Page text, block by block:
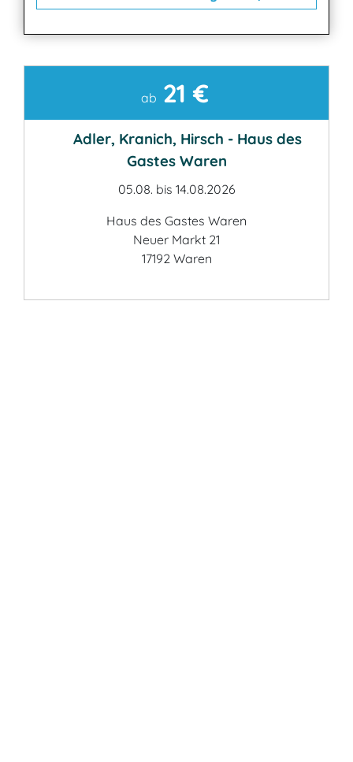
ab 21 €
Adler, Kranich, Hirsch - Haus des
Gastes Waren
05.08. bis 14.08.2026
Haus des Gastes Waren
Neuer Markt 21
17192 Waren